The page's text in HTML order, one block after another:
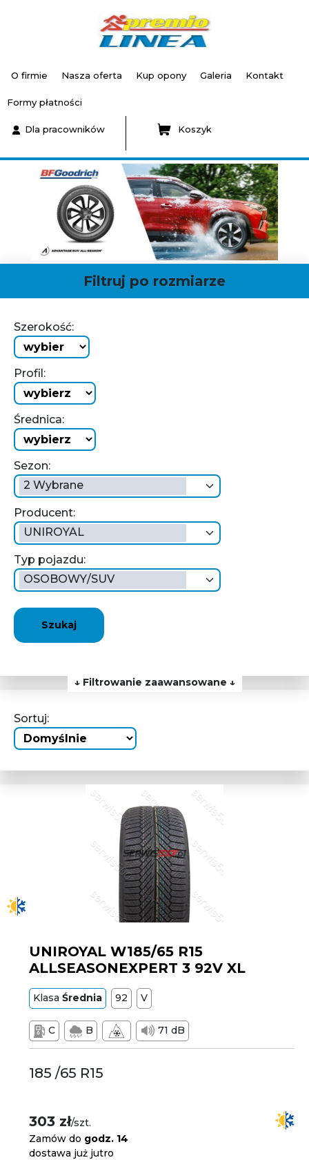
O firmie Nasza oferta Kup opony Galeria Kontakt
Formy płatności
Dla pracowników Koszyk
Filtruj po rozmiarze
Szerokość:
Profil:
Średnica:
Sezon:
2 Wybrane
Producent:
UNIROYAL
Typ pojazdu:
OSOBOWY/SUV
Szukaj
↓ Filtrowanie zaawansowane ↓
Sortuj:
UNIROYAL W185/65 R15
ALLSEASONEXPERT 3 92V XL
KlasaŚrednia 92 V
C B 71 dB
185 /65 R15
303 zł/szt.
Zamów do godz. 14
dostawa już jutro